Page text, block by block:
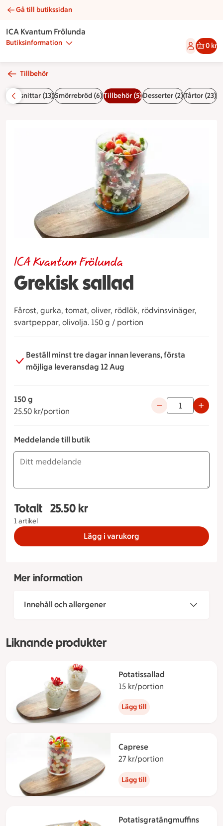
Grekisk sallad | Catering ICA Kvantum Frölunda
Gå till butikssidan
ICA Kvantum Frölunda
Butiksinformation 0 kr
Tillbehör
och snittar (13)Smörrebröd (6)Tillbehör (5)Desserter (2)Tårtor (23)
Grekisk sallad
ICA Kvantum Frölunda
Fårost, gurka, tomat, oliver, rödlök, rödvinsvinäger,
svartpeppar, olivolja. 150 g / portion
Beställ minst tre dagar innan leverans, första
möjliga leveransdag 12 Aug
150 g
25.50 kr/portion
25.50 kronor per portion
Använd
Meddelande till butik
Totalt
1 artikel
Totalt 1 stycken Grekisk sallad 150 g, 25.50
25.50 kr
Lägg i varukorg
Mer information
Innehåll och allergener
Liknande produkter
Potatissallad
15 kr/portion
Lägg till
Caprese
27 kr/portion
Lägg till
Potatisgratängmuffins